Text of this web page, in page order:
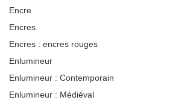
Encre
Encres
Encres : encres rouges
Enlumineur
Enlumineur : Contemporain
Enlumineur : Médiéval